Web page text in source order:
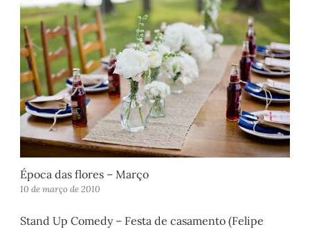
Época das flores – Março
10 de março de 2010
Stand Up Comedy – Festa de casamento (Felipe